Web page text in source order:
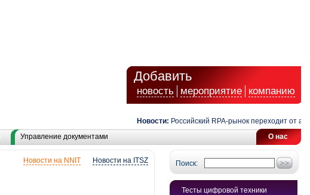
Добавить
новость мероприятие компанию
Новости: Российский RPA-рынок переходит от
О нас
Управление документами
Поиск:
Тесты цифровой техники
Новости на ITSZ
Новости на NNIT